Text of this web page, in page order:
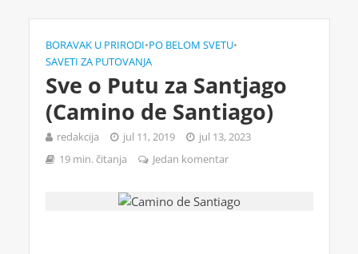
BORAVAK U PRIRODI•PO BELOM SVETU•
SAVETI ZA PUTOVANJA
Sve o Putu za Santjago
(Camino de Santiago)
redakcija jul 11, 2019
jul 13, 2023
19 min. čitanja
Jedan komentar